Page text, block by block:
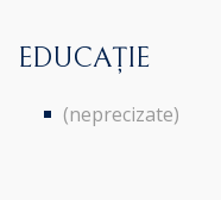
EDUCAȚIE
(neprecizate)